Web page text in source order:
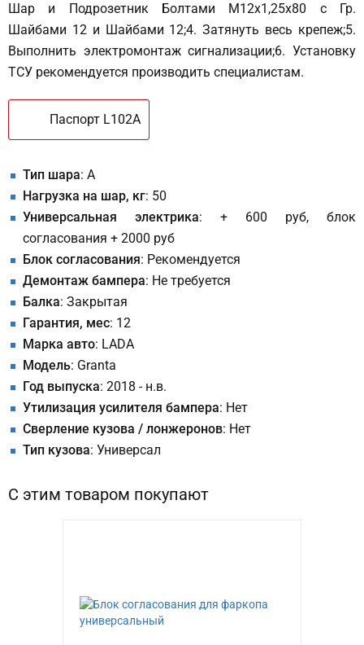
Шар и Подрозетник Болтами М12х1,25х80 с Гр.
Шайбами 12 и Шайбами 12;4. Затянуть весь крепеж;5.
Выполнить электромонтаж сигнализации;6. Установку
ТСУ рекомендуется производить специалистам.
Паспорт L102A
Тип шара: A
Нагрузка на шар, кг: 50
Универсальная электрика: + 600 руб, блок
согласования + 2000 руб
Блок согласования: Рекомендуется
Демонтаж бампера: Не требуется
Балка: Закрытая
Гарантия, мес: 12
Марка авто: LADA
Модель: Granta
Год выпуска: 2018 - н.в.
Утилизация усилителя бампера: Нет
Сверление кузова / лонжеронов: Нет
Тип кузова: Универсал
С этим товаром покупают